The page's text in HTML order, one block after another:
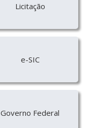
Licitação
e-SIC
Governo Federal